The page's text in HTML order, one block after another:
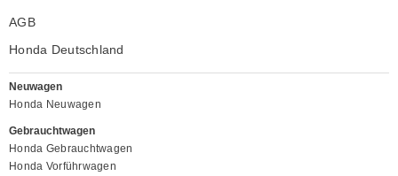
AGB
Honda Deutschland
Neuwagen
Honda Neuwagen
Gebrauchtwagen
Honda Gebrauchtwagen
Honda Vorführwagen